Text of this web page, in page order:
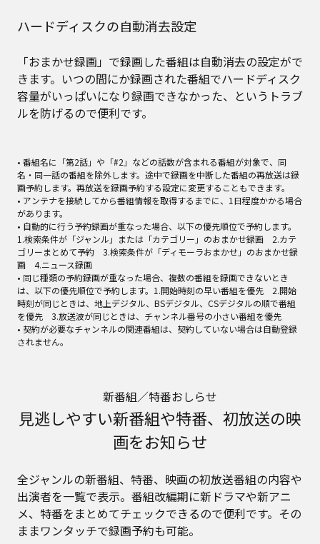
ハードディスクの自動消去設定
「おまかせ録画」で録画した番組は自動消去の設定がで
きます。いつの間にか録画された番組でハードディスク
容量がいっぱいになり録画できなかった、というトラブ
ルを防げるので便利です。
• 番組名に「第2話」や「#2」などの話数が含まれる番組が対象で、同
名・同一話の番組を除外します。途中で録画を中断した番組の再放送は録
画予約します。再放送を録画予約する設定に変更することもできます。
• アンテナを接続してから番組情報を取得するまでに、1日程度かかる場合
があります。
• 自動的に行う予約録画が重なった場合、以下の優先順位で予約します。
1.検索条件が「ジャンル」または「カテゴリー」のおまかせ録画 2.カテ
ゴリーまとめて予約 3.検索条件が「ディモーラおまかせ」のおまかせ録
画 4.ニュース録画
• 同じ種類の予約録画が重なった場合、複数の番組を録画できないとき
は、以下の優先順位で予約します。1.開始時刻の早い番組を優先 2.開始
時刻が同じときは、地上デジタル、BSデジタル、CSデジタルの順で番組
を優先 3.放送波が同じときは、チャンネル番号の小さい番組を優先
• 契約が必要なチャンネルの関連番組は、契約していない場合は自動登録
されません。
新番組／特番おしらせ
見逃しやすい新番組や特番、初放送の映
画をお知らせ
全ジャンルの新番組、特番、映画の初放送番組の内容や
出演者を一覧で表示。番組改編期に新ドラマや新アニ
メ、特番をまとめてチェックできるので便利です。その
ままワンタッチで録画予約も可能。